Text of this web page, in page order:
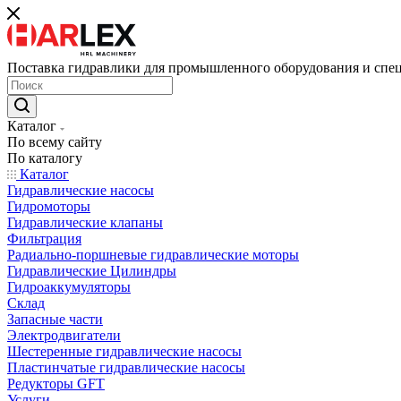
Поставка гидравлики для промышленного оборудования и
Каталог
По всему сайту
По каталогу
Каталог
Гидравлические насосы
Гидромоторы
Гидравлические клапаны
Фильтрация
Радиально-поршневые гидравлические моторы
Гидравлические Цилиндры
Гидроаккумуляторы
Склад
Запасные части
Электродвигатели
Шестеренные гидравлические насосы
Пластинчатые гидравлические насосы
Редукторы GFT